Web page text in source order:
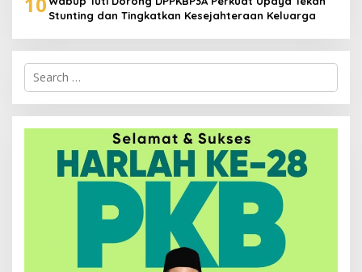
Stunting dan Tingkatkan Kesejahteraan Keluarga
Search
for: